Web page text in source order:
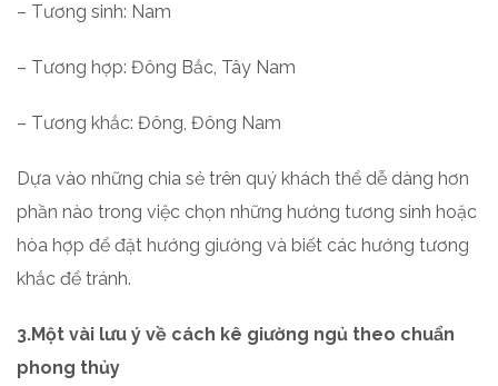
– Tương sinh: Nam
– Tương hợp: Đông Bắc, Tây Nam
– Tương khắc: Đông, Đông Nam
Dựa vào những chia sẻ trên quý khách thể dễ dàng hơn
phần nào trong việc chọn những hướng tương sinh hoặc
hòa hợp để đặt hướng giường và biết các hướng tương
khắc để tránh.
3.Một vài lưu ý về cách kê giường ngủ theo chuẩn
phong thủy